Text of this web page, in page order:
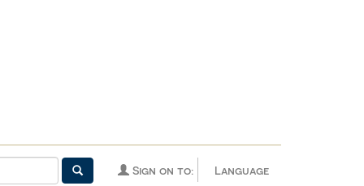
Language
Sign on to: